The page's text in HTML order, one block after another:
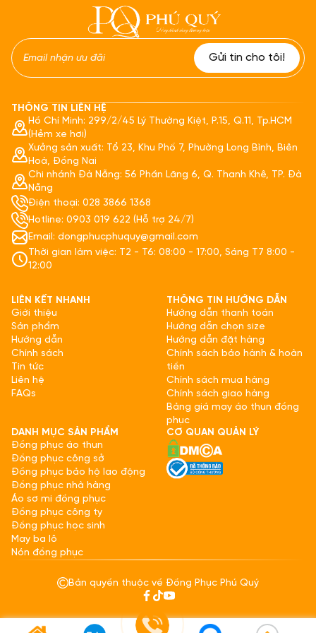
THÔNG TIN LIÊN HỆ
Hồ Chí Minh: 299/2/45 Lý Thường Kiệt, P.15, Q.11, Tp.HCM
(Hẻm xe hơi)
Xưởng sản xuất: Tổ 23, Khu Phố 7, Phường Long Bình, Biên
Hoà, Đồng Nai
Chi nhánh Đà Nẵng: 56 Phần Lăng 6, Q. Thanh Khê, TP. Đà
Nẵng
Điện thoại: 028 3866 1368
Hotline: 0903 019 622 (Hỗ trợ 24/7)
Email: dongphucphuquy@gmail.com
Thời gian làm việc: T2 - T6: 08:00 - 17:00, Sáng T7 8:00 -
12:00
LIÊN KẾT NHANH
Giới thiệu
Sản phẩm
Hướng dẫn
Chính sách
Tin tức
Liên hệ
FAQs
THÔNG TIN HƯỚNG DẪN
Hướng dẫn thanh toán
Hướng dẫn chọn size
Hướng dẫn đặt hàng
Chính sách bảo hành & hoàn
tiền
Chính sách mua hàng
Chính sách giao hàng
Bảng giá may áo thun đồng
phục
DANH MỤC SẢN PHẨM
Đồng phục áo thun
Đồng phục công sở
Đồng phục bảo hộ lao động
Đồng phục nhà hàng
Áo sơ mi đồng phục
Đồng phục công ty
Đồng phục học sinh
May ba lô
Nón đồng phục
CƠ QUAN QUẢN LÝ
Bản quyền thuộc về Đồng Phục Phú Quý